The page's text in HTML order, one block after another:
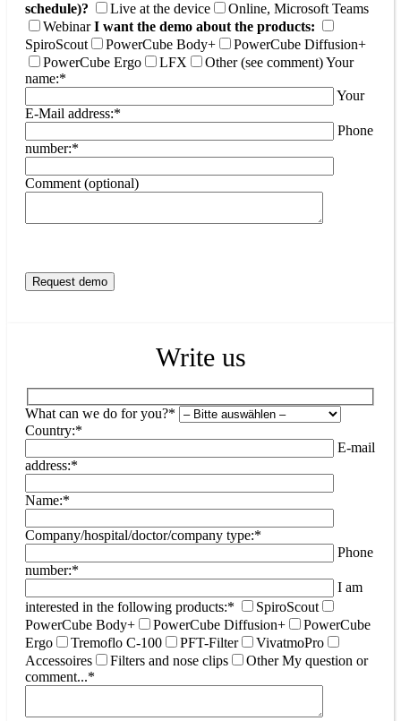
schedule)?
Live at the device
Online, Microsoft Teams
Webinar I want the demo about the products:
SpiroScout
PowerCube Body+
PowerCube Diffusion+
PowerCube Ergo
LFX Other (see comment)Your
name:*
Your
E-Mail address:*
Phone
number:*
Comment (optional)
Write us
What can we do for you?*
Country:*
E-mail
address:*
Name:*
Company/hospital/doctor/company type:*
Phone
number:*
I am
interested in the following products:*
SpiroScout
PowerCube Body+
PowerCube Diffusion+
PowerCube
Ergo
Tremoflo C-100 PFT-Filter
VivatmoPro
Accessoires
Filters and nose clips Other My question or
comment...*